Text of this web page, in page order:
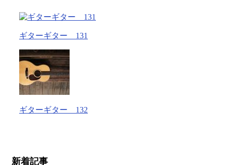
ギターギター 131
ギターギター 132
新着記事